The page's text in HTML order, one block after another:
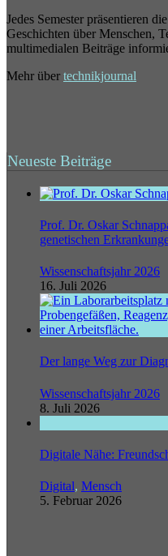
Jedes Semester präsentieren
Geschichten über Menschen,
multimedialen Beiträge
Mehr über technikjournal
Neueste Beiträge
Prof. Dr. Oskar
genetischen
Wissenschaftsjahr 2026
16. Juli 2026
Der lange Weg zur
Wissenschaftsjahr 2026
8. Juli 2026
Digitale Nähe:
Digital, Mensch
5. Februar 2026